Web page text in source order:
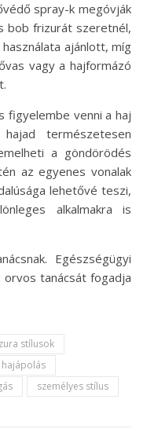
spray-k megóvják
bob frizurát szeretnél,
ajánlott, míg
vagy a hajformázó
figyelembe venni a haj
természetesen
a göndörödés
az egyenes vonalak
lehetővé teszi,
alkalmakra is
Egészségügyi
tanácsát fogadja
stílusok
hajápolás
személyes stílus